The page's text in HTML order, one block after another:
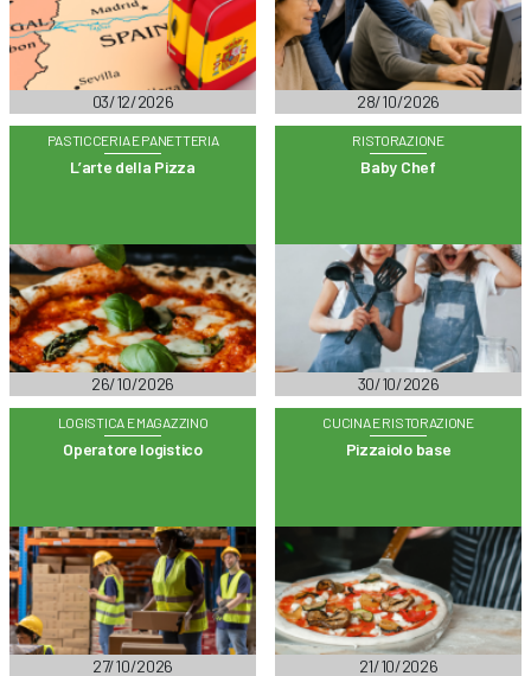
03/12/2026 28/10/2026
PASTICCERIA E PANETTERIA
L’arte della Pizza
26/10/2026
RISTORAZIONE
Baby Chef
30/10/2026
LOGISTICA E MAGAZZINO
Operatore logistico
27/10/2026
CUCINA E RISTORAZIONE
Pizzaiolo base
21/10/2026